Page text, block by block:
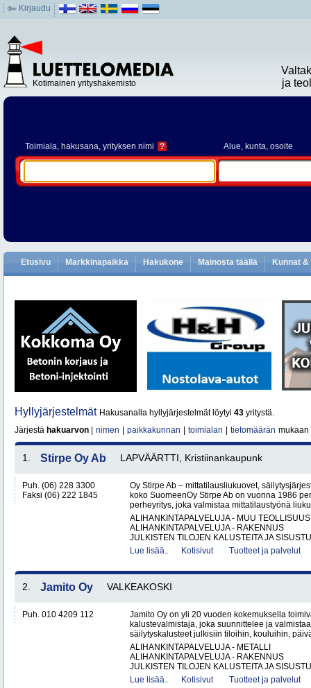
Kirjaudu
Kotimainen yrityshakemisto
ja
Toimiala, hakusana, yrityksen nimi ? Alue, kunta, osoite
Etusivu Markkinapaikka Hakukone Mainosta täällä Kunnat
Hyllyjärjestelmät Hakusanalla hyllyjärjestelmät löytyi 43 yritystä.
Järjestä hakuarvon nimen paikkakunnan toimialan tietomäärän mukaan
1. Stirpe Oy Ab LAPVÄÄRTTI, Kristiinankaupunk
Puh. (06) 228 3300
Faksi (06) 222 1845
Oy Stirpe Ab – mittatilausliukuovet,
koko SuomeenOy Stirpe Ab on vuonna 1986
perheyritys, joka valmistaa mittatilaustyönä
ALIHANKINTAPALVELUJA - MUU TEOLLISUUS
ALIHANKINTAPALVELUJA - RAKENNUS
JULKISTEN TILOJEN KALUSTEITA JA
Lue lisää..
Kotisivut Tuotteet ja palvelut
2. Jamito Oy VALKEAKOSKI
Puh. 010 4209 112
Jamito Oy on yli 20 vuoden kokemuksella
kalustevalmistaja, joka suunnittelee ja
säilytyskalusteet julkisiin tiloihin, kouluihin,
ALIHANKINTAPALVELUJA - METALLI
ALIHANKINTAPALVELUJA - RAKENNUS
JULKISTEN TILOJEN KALUSTEITA JA
Lue lisää..
Kotisivut Tuotteet ja palvelut